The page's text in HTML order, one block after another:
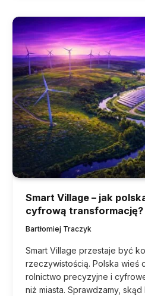
Smart Village – jak
cyfrową transformację?
Bartłomiej Traczyk
Smart Village przestaje być
rzeczywistością. Polska wieś
rolnictwo precyzyjne i
niż miasta. Sprawdzamy,